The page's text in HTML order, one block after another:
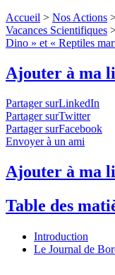
Accueil > Nos Actions
Vacances Scientifiques
Dino » et « Reptiles
Ajouter à ma
Partager surLinkedIn
Partager surTwitter
Partager surFacebook
Envoyer à un ami
Ajouter à ma
Table des
Introduction
Le Journal de